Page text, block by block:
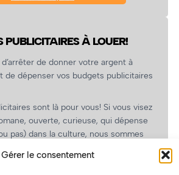
Gérer le consentement
PUBLICITAIRES À LOUER!
de donner votre argent à
de dépenser vos budgets publicitaires
sont là pour vous! Si vous visez
ouverte, curieuse, qui dépense
pas) dans la culture, nous sommes